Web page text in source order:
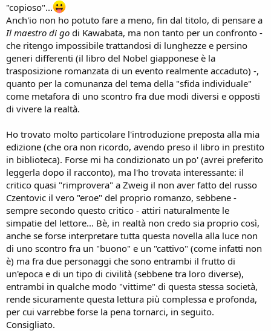
"copioso"...
Anch'io non ho potuto fare a meno, fin dal titolo, di pensare a
Il maestro di go di Kawabata, ma non tanto per un confronto -
che ritengo impossibile trattandosi di lunghezze e persino
generi differenti (il libro del Nobel giapponese è la
trasposizione romanzata di un evento realmente accaduto) -,
quanto per la comunanza del tema della "sfida individuale"
come metafora di uno scontro fra due modi diversi e opposti
di vivere la realtà.
Ho trovato molto particolare l'introduzione preposta alla mia
edizione (che ora non ricordo, avendo preso il libro in prestito
in biblioteca). Forse mi ha condizionato un po' (avrei preferito
leggerla dopo il racconto), ma l'ho trovata interessante: il
critico quasi "rimprovera" a Zweig il non aver fatto del russo
Czentovic il vero "eroe" del proprio romanzo, sebbene -
sempre secondo questo critico - attiri naturalmente le
simpatie del lettore... Bè, in realtà non credo sia proprio così,
anche se forse interpretare tutta questa novella alla luce non
di uno scontro fra un "buono" e un "cattivo" (come infatti non
è) ma fra due personaggi che sono entrambi il frutto di
un'epoca e di un tipo di civilità (sebbene tra loro diverse),
entrambi in qualche modo "vittime" di questa stessa società,
rende sicuramente questa lettura più complessa e profonda,
per cui varrebbe forse la pena tornarci, in seguito.
Consigliato.